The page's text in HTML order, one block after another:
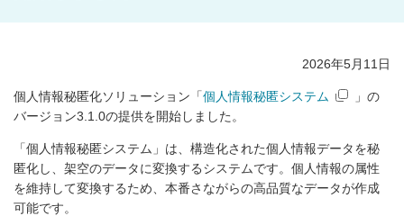
2026年5月11日
個人情報秘匿化ソリューション「個人情報秘匿システム
」の
バージョン3.1.0の提供を開始しました。
「個人情報秘匿システム」は、構造化された個人情報データを秘
匿化し、架空のデータに変換するシステムです。個人情報の属性
を維持して変換するため、本番さながらの高品質なデータが作成
可能です。